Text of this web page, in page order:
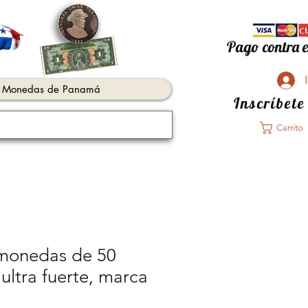
Monedas de Panamá
Pago contra
Carrito
de 50
fuerte, marca